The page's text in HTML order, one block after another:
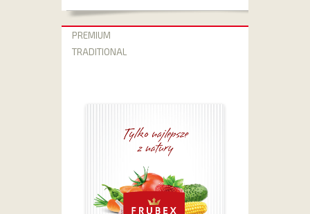
PREMIUM
TRADITIONAL